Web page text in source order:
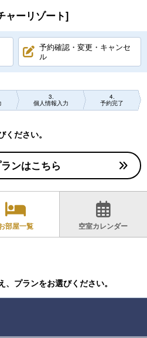
ャーリゾート]
予約確認・変更・キャンセ
ル
3
個人情報入力
4
予約完了
ださい。
ンはこちら
部屋一覧 空室カレンダー
プランをお選びください。